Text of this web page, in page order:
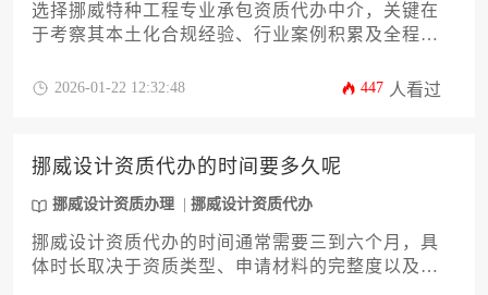
选择挪威特种工程专业承包资质代办中介，关键在
于考察其本土化合规经验、行业案例积累及全程风
程，能针对特种工程领域提供定制化解决方案，并
行综合评估。
2026-01-22 12:32:48 447 人看过
挪威设计资质代办的时间要多久呢
挪威设计资质办理 挪威设计资质代办
挪威设计资质代办的时间通常需要三到六个月，具
体时长取决于资质类型、申请材料的完整度以及挪